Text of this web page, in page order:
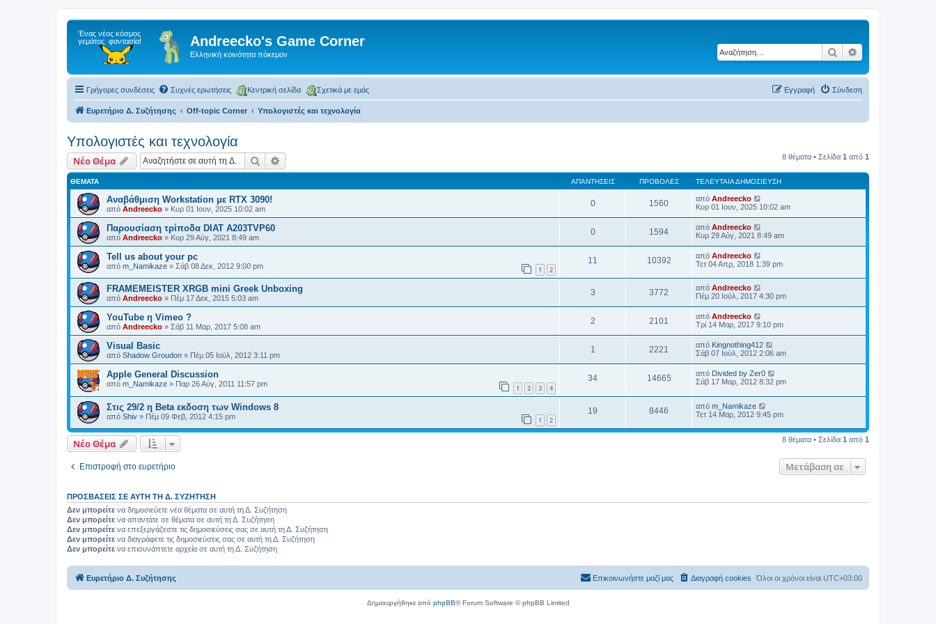
Andreecko's Game Corner
Ελληνική κοινότητα πόκεμον Αναζήτηση
Γρήγορες συνδέσεις Συχνές ερωτήσεις Κεντρική σελίδα Σχετικά με εμάς Σύνδεση
Εγγραφή
Ευρετήριο Δ. Συζήτησης Off-topic Corner Υπολογιστές και τεχνολογία
Υπολογιστές και τεχνολογία
Νέο Θέμα Αναζήτηση 8 θέματα • Σελίδα 1 από 1
ΘΈΜΑΤΑ ΑΠΑΝΤΉΣΕΙΣ ΠΡΟΒΟΛΈΣ ΤΕΛΕΥΤΑΊΑ ΔΗΜΟΣΊΕΥΣΗ
Αναβάθμιση Workstation με RTX 3090!
από Andreecko » Κυρ 01 Ιουν, 2025 10:02 am
0 1560 από Andreecko
Κυρ 01 Ιουν, 2025 10:02 am
Παρουσίαση τρίποδα DIAT A203TVP60
από Andreecko » Κυρ 29 Αύγ, 2021 8:49 am
0 1594 από Andreecko
Κυρ 29 Αύγ, 2021 8:49 am
Tell us about your pc
από m_Namikaze » Σάβ 08 Δεκ, 2012 9:00 pm 1 2
11 10392 από Andreecko
Τετ 04 Απρ, 2018 1:39 pm
FRAMEMEISTER XRGB mini Greek Unboxing
από Andreecko » Πέμ 17 Δεκ, 2015 5:03 am
3 3772 από Andreecko
Πέμ 20 Ιούλ, 2017 4:30 pm
YouTube η Vimeo ?
από Andreecko » Σάβ 11 Μαρ, 2017 5:08 am
2 2101 από Andreecko
Τρί 14 Μαρ, 2017 9:10 pm
Visual Basic
από Shadow Groudon » Πέμ 05 Ιούλ, 2012 3:11 pm
1 2221 από Kingnothing412
Σάβ 07 Ιούλ, 2012 2:06 am
Apple General Discussion
από m_Namikaze » Παρ 26 Αύγ, 2011 11:57 pm 1 2 3 4
34 14665 από Divided by Zer0
Σάβ 17 Μαρ, 2012 8:32 pm
Στις 29/2 η Beta εκδοση των Windows 8
από Shiv » Πέμ 09 Φεβ, 2012 4:15 pm 1 2
19 8446 από m_Namikaze
Τετ 14 Μαρ, 2012 9:45 pm
Νέο Θέμα 8 θέματα • Σελίδα 1 από 1
Επιστροφή στο ευρετήριο Μετάβαση σε
ΠΡΟΣΒΆΣΕΙΣ ΣΕ ΑΥΤΉ ΤΗ Δ. ΣΥΖΉΤΗΣΗ
Δεν μπορείτε να δημοσιεύετε νέα θέματα σε αυτή τη Δ. Συζήτηση
Δεν μπορείτε να απαντάτε σε θέματα σε αυτή τη Δ. Συζήτηση
Δεν μπορείτε να επεξεργάζεστε τις δημοσιεύσεις σας σε αυτή τη Δ. Συζήτηση
Δεν μπορείτε να διαγράφετε τις δημοσιεύσεις σας σε αυτή τη Δ. Συζήτηση
Δεν μπορείτε να επισυνάπτετε αρχεία σε αυτή τη Δ. Συζήτηση
Ευρετήριο Δ. Συζήτησης Όλοι οι χρόνοι είναι UTC+03:00
Διαγραφή cookies
Επικοινωνήστε μαζί μας
Δημιουργήθηκε από phpBB® Forum Software © phpBB Limited